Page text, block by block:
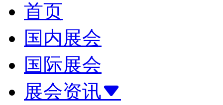
首页
国内展会
国际展会
展会资讯